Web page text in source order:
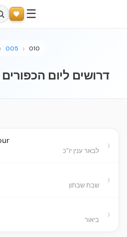
☰
005 010
Likkutei Torah - דרושים ליום הכפורים
לבאר ענין יו"כ ›
שבת שבתון ›
ביאור ›